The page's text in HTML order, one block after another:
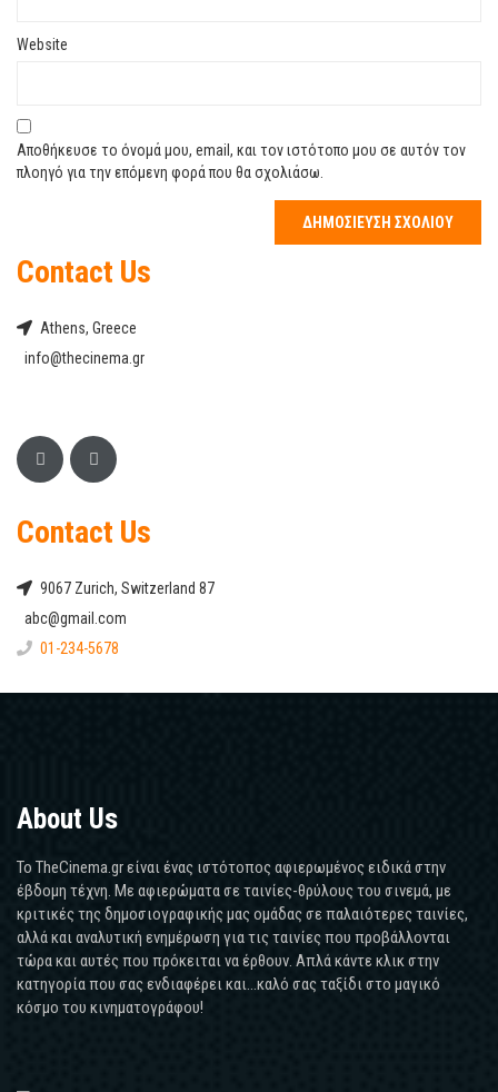
Website
Αποθήκευσε το όνομά μου, email, και τον ιστότοπο μου σε αυτόν τον
πλοηγό για την επόμενη φορά που θα σχολιάσω.
Contact Us
Athens, Greece
info@thecinema.gr
Contact Us
9067 Zurich, Switzerland 87
abc@gmail.com
01-234-5678
About Us
Το TheCinema.gr είναι ένας ιστότοπος αφιερωμένος ειδικά στην
έβδομη τέχνη. Με αφιερώματα σε ταινίες-θρύλους του σινεμά, με
κριτικές της δημοσιογραφικής μας ομάδας σε παλαιότερες ταινίες,
αλλά και αναλυτική ενημέρωση για τις ταινίες που προβάλλονται
τώρα και αυτές που πρόκειται να έρθουν. Απλά κάντε κλικ στην
κατηγορία που σας ενδιαφέρει και...καλό σας ταξίδι στο μαγικό
κόσμο του κινηματογράφου!